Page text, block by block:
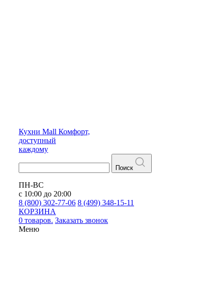
Кухни Mall Комфорт,
доступный
каждому
Поиск
ПН-ВС
с 10:00 до 20:00
8 (800) 302-77-06 8 (499) 348-15-11
КОРЗИНА
0 товаров. Заказать звонок
Меню